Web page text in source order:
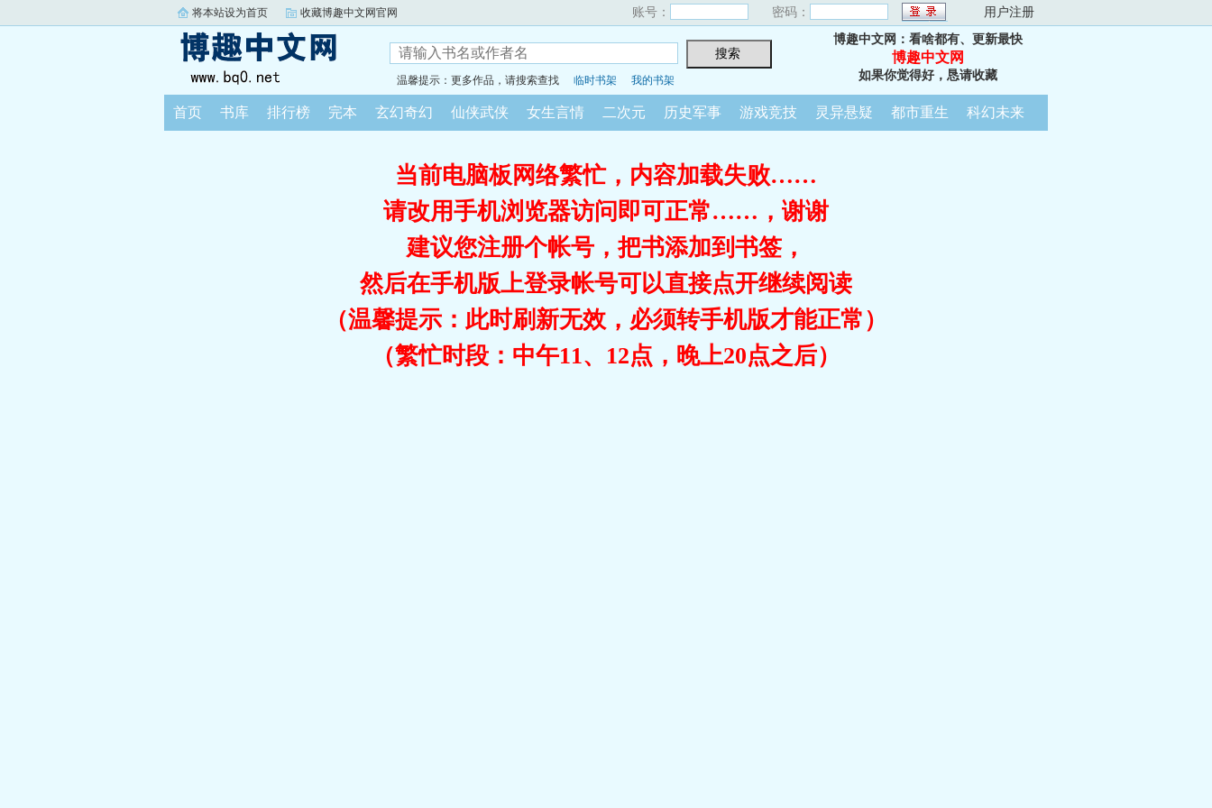
将本站设为首页 收藏博趣中文网官网 账号： 密码： 用户注册
温馨提示：更多作品，请搜索查找 临时书架 我的书架
博趣中文网：看啥都有、更新最快
博趣中文网
如果你觉得好，恳请收藏
首页 书库 排行榜 完本 玄幻奇幻 仙侠武侠 女生言情 二次元 历史军事 游戏竞技 灵异悬疑 都市重生 科幻未来
当前电脑板网络繁忙，内容加载失败……
请改用手机浏览器访问即可正常……，谢谢
建议您注册个帐号，把书添加到书签，
然后在手机版上登录帐号可以直接点开继续阅读
（温馨提示：此时刷新无效，必须转手机版才能正常）
（繁忙时段：中午11、12点，晚上20点之后）